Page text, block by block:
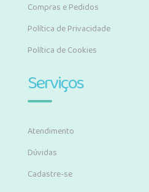
Compras e Pedidos
Política de Privacidade
Política de Cookies
Serviços
Atendimento
Dúvidas
Cadastre-se